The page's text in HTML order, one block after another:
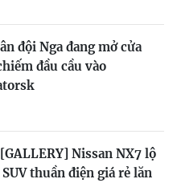
đội Nga đang mở cửa
đầu cầu vào
[GALLERY] Nissan NX7 lộ
thuần điện giá rẻ lăn